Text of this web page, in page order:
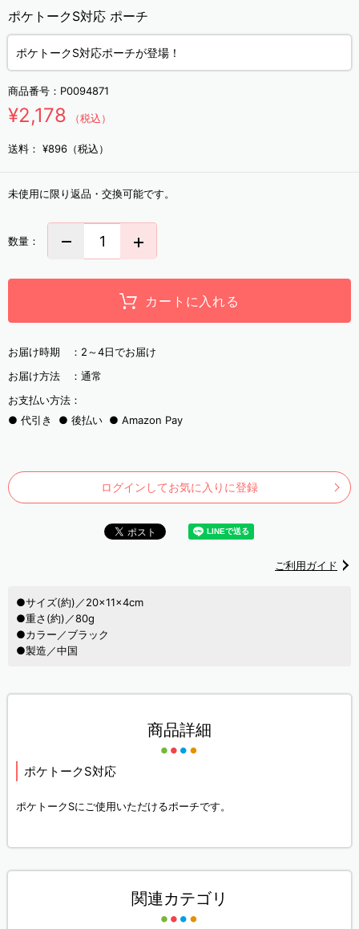
ポケトークS対応 ポーチ
ポケトークS対応ポーチが登場！
商品番号： P0094871
¥2,178 （税込）
送料： ¥896（税込）
未使用に限り返品・交換可能です。
数量：
カートに入れる
お届け時期 ： 2～4日でお届け
お届け方法 ： 通常
お支払い方法：
代引き
後払い Amazon Pay
ログインしてお気に入りに登録
ご利用ガイド
●サイズ(約)／20×11×4cm
●重さ(約)／80g
●カラー／ブラック
●製造／中国
商品詳細
ポケトークS対応
ポケトークSにご使用いただけるポーチです。
関連カテゴリ